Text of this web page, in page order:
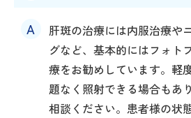
肝斑の治療には内服治療や
グなど、基本的にはフォト
療をお勧めしています。軽
題なく照射できる場合もあ
相談ください。患者様の状